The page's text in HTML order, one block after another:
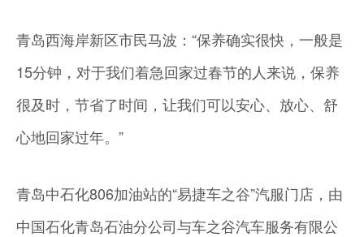
青岛西海岸新区市民马波：“保养确实很快，一般是
15分钟，对于我们着急回家过春节的人来说，保养
很及时，节省了时间，让我们可以安心、放心、舒
心地回家过年。”
青岛中石化806加油站的“易捷车之谷”汽服门店，由
中国石化青岛石油分公司与车之谷汽车服务有限公